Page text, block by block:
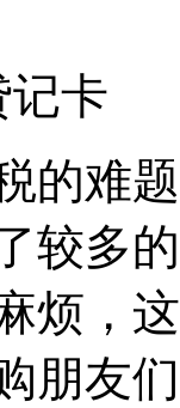
卡
难题
较多
烦，
朋友